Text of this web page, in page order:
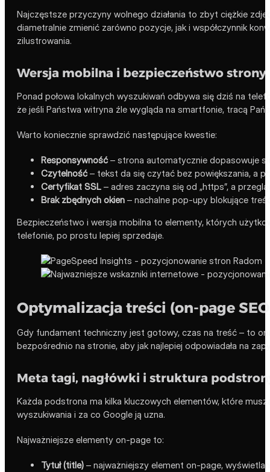
Najczęstsze przyczyny wolnego działania to zbyt ciężkie
diametralnie zmienić zarówno pozycje, jak i współczynnik
zilustrowania.
Wersja mobilna i bezpieczeństwo strony
Ponad połowa lokalnych wyszukiwań odbywa się dziś na
że jeśli Państwa witryna źle wygląda na smartfonie, tracą
Warto koniecznie sprawdzić następujące kwestie:
Responsywność– strona automatycznie dopasowuje
Czytelność– tekst da się czytać bez powiększania, a
Certyfikat SSL – adres zaczyna się od „https”, a
Brak zbędnych okien – nachalne pop-upy blokujące
Bezpieczeństwo i wersja mobilna to elementy, których
telefonie, po prostu lepiej sprzedaje.
Optymalizacja treści (on-page
Gdy fundament techniczny jest gotowy, czas na treść – to
bezpośrednio na stronie, aby jak najlepiej odpowiadała na
Meta tagi, nagłówki i struktura
Każda podstrona ma kilka kluczowych elementów, które
wyszukiwania i za co Google ją uzna.
Najważniejsze elementy on-page to:
Tytuł (title) – najważniejszy element on-page,